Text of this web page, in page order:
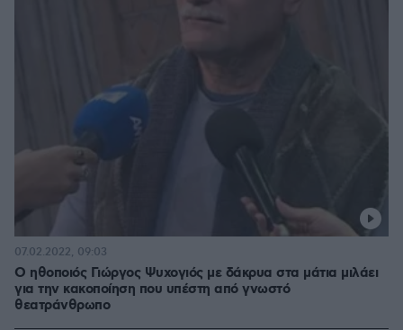
Ο ηθοποιός Γιώργος Ψυχογιός με δάκρυα στα μάτια μιλάει
για την κακοποίηση που υπέστη από γνωστό
θεατράνθρωπο
07.02.2022, 09:03